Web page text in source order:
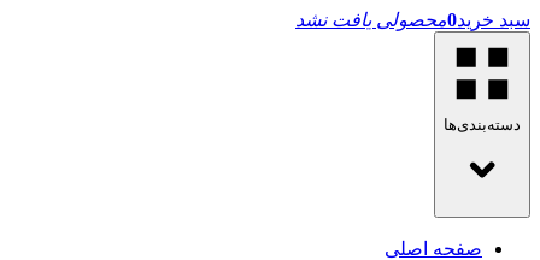
سبد خرید0محصولی یافت نشد
دسته‌بندی‌ها
صفحه اصلی